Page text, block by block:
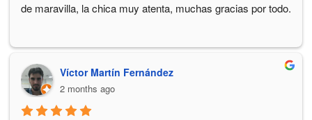
de maravilla, la chica muy atenta, muchas gracias por todo.
Víctor Martín Fernández
2 months ago